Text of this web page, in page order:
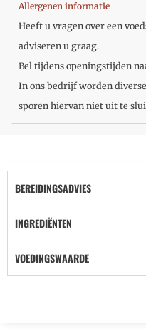
Allergenen informatie
Heeft u vragen over een
adviseren u graag.
Bel tijdens openingstijden
In ons bedrijf worden
sporen hiervan niet uit te
BEREIDINGSADVIES
INGREDIËNTEN
VOEDINGSWAARDE